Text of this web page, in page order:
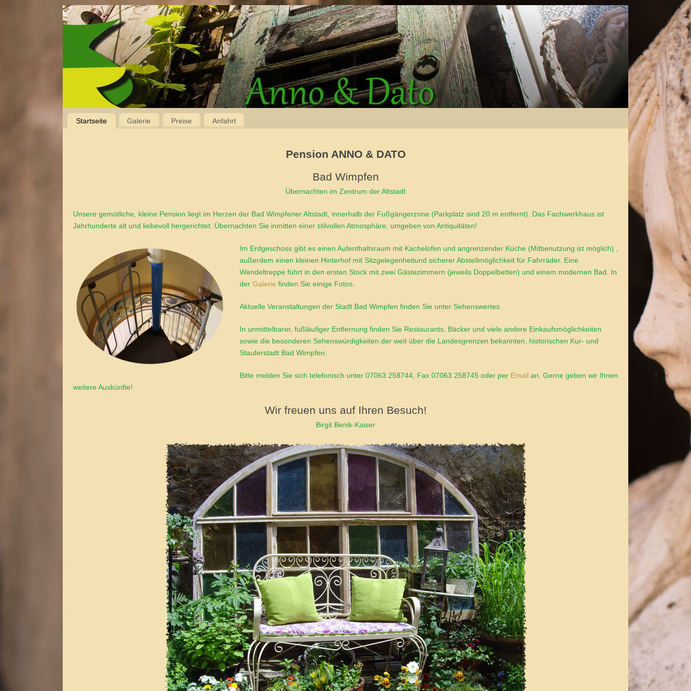
Startseite Galerie Preise Anfahrt
Pension ANNO & DATO
Bad Wimpfen
Übernachten im Zentrum der Altstadt
Unsere gemütliche, kleine Pension liegt im Herzen der Bad Wimpfener Altstadt, innerhalb der Fußgängerzone (Parkplatz sind 20 m entfernt). Das Fachwerkhaus ist
Jahrhunderte alt und liebevoll hergerichtet. Übernachten Sie inmitten einer stilvollen Atmosphäre, umgeben von Antiquitäten!
Im Erdgeschoss gibt es einen Aufenthaltsraum mit Kachelofen und angrenzender Küche (Mitbenutzung ist möglich) ,
außerdem einen kleinen Hinterhof mit Sitzgelegenheitund sicherer Abstellmöglichkeit für Fahrräder. Eine
Wendeltreppe führt in den ersten Stock mit zwei Gästezimmern (jeweils Doppelbetten) und einem modernen Bad. In
der Galerie finden Sie einige Fotos.
Aktuelle Veranstaltungen der Stadt Bad Wimpfen finden Sie unter Sehenswertes.
In unmittelbarer, fußläufiger Entfernung finden Sie Restaurants, Bäcker und viele andere Einkaufsmöglichkeiten
sowie die besonderen Sehenswürdigkeiten der weit über die Landesgrenzen bekannten, historischen Kur- und
Stauferstadt Bad Wimpfen.
Bitte melden Sie sich telefonisch unter 07063 258744, Fax 07063 258745 oder per Email an. Gerne geben wir Ihnen
weitere Auskünfte!
Wir freuen uns auf Ihren Besuch!
Birgit Benik-Kaiser